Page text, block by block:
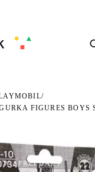
/
FIGURES BOYS
W SPRZEDAŻY